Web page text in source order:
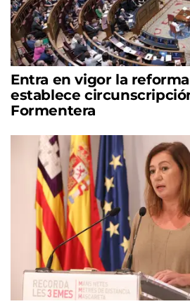
Entra en vigor la
establece
Formentera